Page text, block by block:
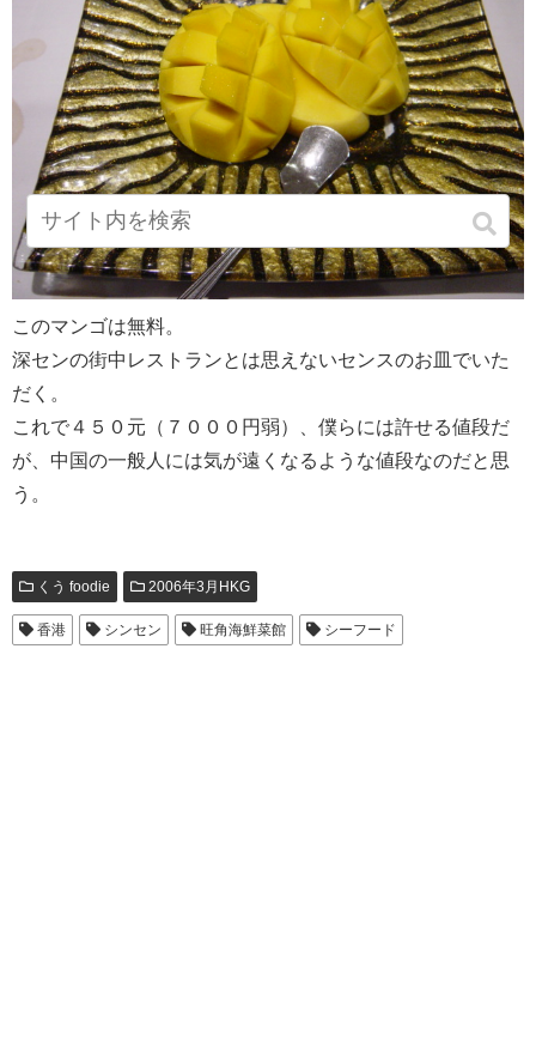
このマンゴは無料。
深センの街中レストランとは思えないセンスのお皿でいた
だく。
これで４５０元（７０００円弱）、僕らには許せる値段だ
が、中国の一般人には気が遠くなるような値段なのだと思
う。
くう foodie 2006年3月HKG
香港 シンセン 旺角海鮮菜館 シーフード